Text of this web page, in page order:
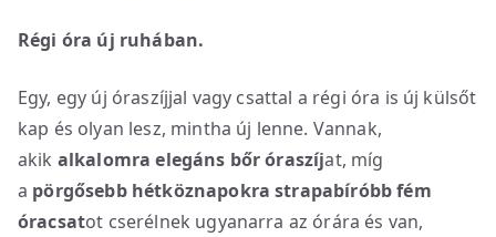
Régi óra új ruhában.
Egy, egy új óraszíjjal vagy csattal a régi óra is új külsőt
kap és olyan lesz, mintha új lenne. Vannak,
akik alkalomra elegáns bőr óraszíjat, míg
a pörgősebb hétköznapokra strapabíróbb fém
óracsatot cserélnek ugyanarra az órára és van,